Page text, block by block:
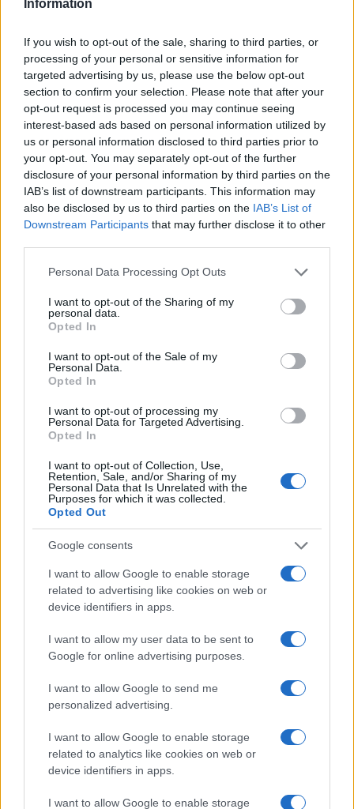
Information
If you wish to opt-out of the sale, sharing to third parties, or
processing of your personal or sensitive information for
targeted advertising by us, please use the below opt-out
section to confirm your selection. Please note that after your
opt-out request is processed you may continue seeing
interest-based ads based on personal information utilized by
us or personal information disclosed to third parties prior to
your opt-out. You may separately opt-out of the further
disclosure of your personal information by third parties on the
IAB’s list of downstream participants. This information may
also be disclosed by us to third parties on the IAB’s List of
Downstream Participants that may further disclose it to other
Please note that this website/app uses one or more Google
not limited to your visit or usage behaviour. You may click to
grant or deny consent to Google and its third-party tags to
use your data for below specified purposes in below Google
consent section.
Personal Data Processing Opt Outs
I want to opt-out of the Sharing of my
personal data.
Opted In
I want to opt-out of the Sale of my
Personal Data.
Opted In
I want to opt-out of processing my
Personal Data for Targeted Advertising.
Opted In
I want to opt-out of Collection, Use,
Retention, Sale, and/or Sharing of my
Personal Data that Is Unrelated with the
Purposes for which it was collected.
Opted Out
Google consents
I want to allow Google to enable storage
related to advertising like cookies on web or
device identifiers in apps.
I want to allow my user data to be sent to
Google for online advertising purposes.
I want to allow Google to send me
personalized advertising.
I want to allow Google to enable storage
related to analytics like cookies on web or
device identifiers in apps.
I want to allow Google to enable storage
portare a risultati sorprendenti, sia in termini di
AUTORE
AiAdhubMedia
Continua a leggere
Don Antonio Mazzi: l’ultimo saluto a Milano tra
emozioni e canti